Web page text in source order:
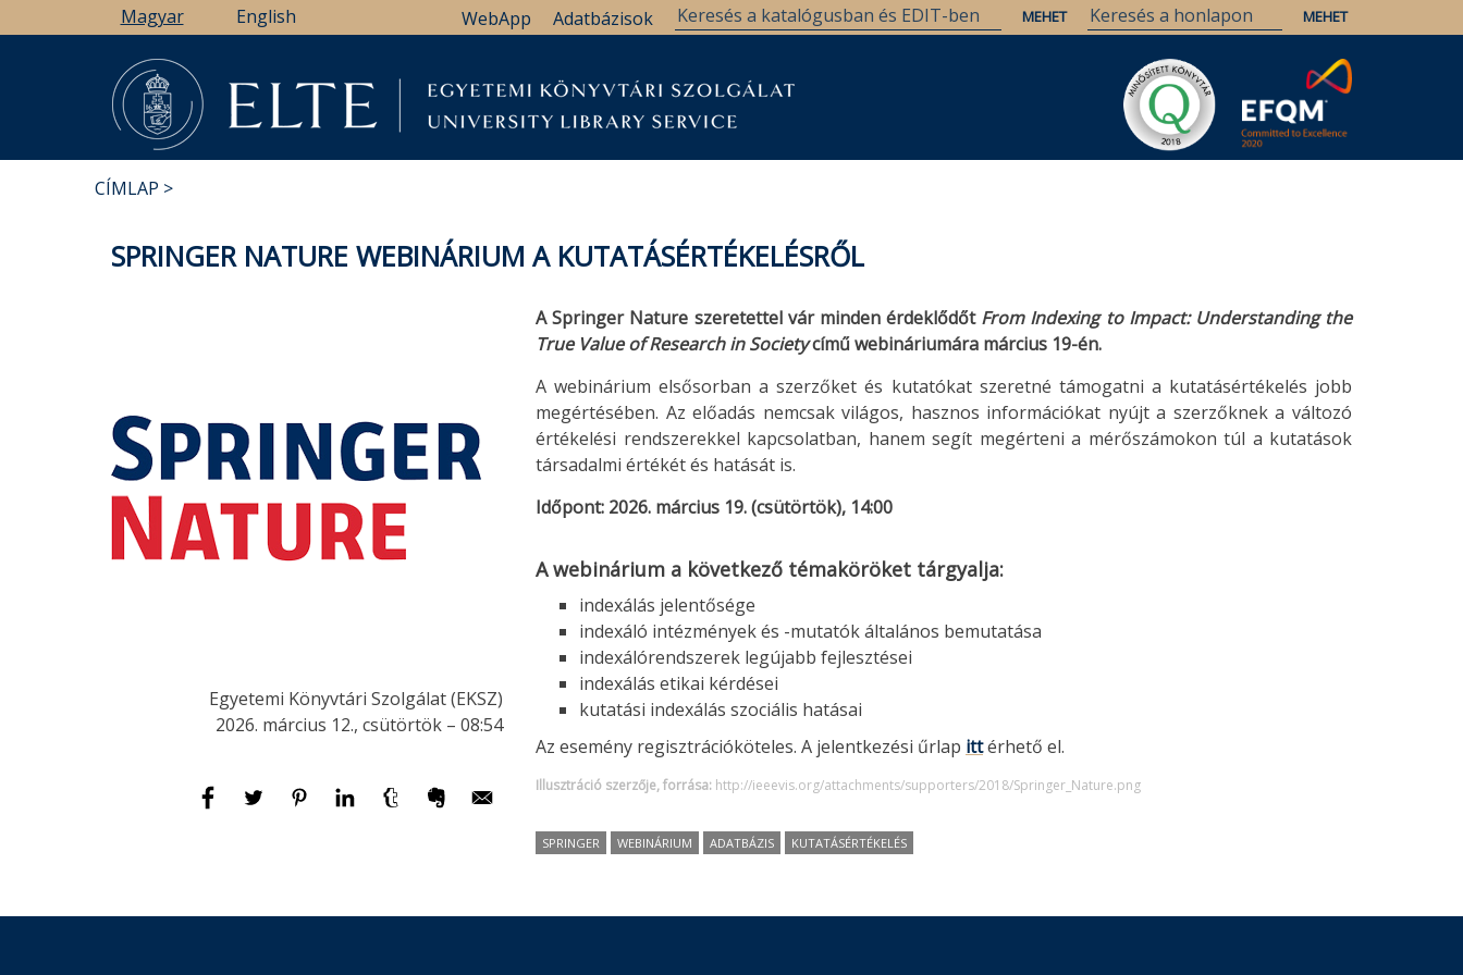
a
Magyar English Adatbázisok
WebApp
CÍMLAP
SPRINGER NATURE WEBINÁRIUM A KUTATÁSÉRTÉKELÉSRŐL
Egyetemi Könyvtári Szolgálat (EKSZ)
2026. március 12., csütörtök – 08:54
A Springer Nature szeretettel vár minden érdeklődőt From Indexing to Impact: Understanding the
True Value of Research in Societycímű webináriumára március 19-én.
A webinárium elsősorban a szerzőket és kutatókat szeretné támogatni a kutatásértékelés jobb
megértésében. Az előadás nemcsak világos, hasznos információkat nyújt a szerzőknek a változó
értékelési rendszerekkel kapcsolatban, hanem segít megérteni a mérőszámokon túl a kutatások
társadalmi értékét és hatását is.
Időpont: 2026. március 19. (csütörtök), 14:00
A webinárium a következő témaköröket tárgyalja:
indexálás jelentősége
indexáló intézmények és -mutatók általános bemutatása
indexálórendszerek legújabb fejlesztései
indexálás etikai kérdései
kutatási indexálás szociális hatásai
Az esemény regisztrációköteles. A jelentkezési űrlap ittérhető el.
Illusztráció szerzője, forrása: http://ieeevis.org/attachments/supporters/2018/Springer_Nature.png
SPRINGER WEBINÁRIUM ADATBÁZIS KUTATÁSÉRTÉKELÉS